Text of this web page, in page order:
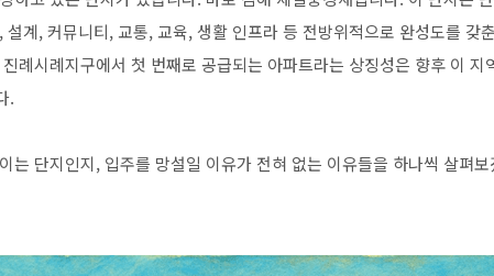
계, 커뮤니티, 교통, 교육, 생활 인프라 등 전방위적으로 완성도를 갖
례시례지구에서 첫 번째로 공급되는 아파트라는 상징성은 향후 이 지
.
는 단지인지, 입주를 망설일 이유가 전혀 없는 이유들을 하나씩 살펴보